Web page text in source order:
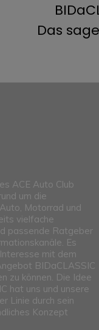
Das
ACE Auto Club
um die
Motorrad und
vielfache
passende Ratgeber
Es
mit dem
BIDaCLASSIC
zu können. Die Idee
hat uns und unsere
Linie durch sein
Konzept